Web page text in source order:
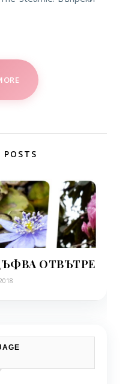
POSTS
ОТВЪТРЕ